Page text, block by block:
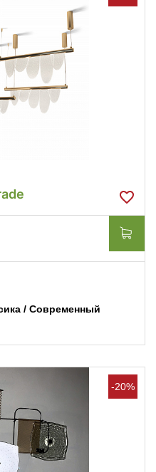
/ Современный
-20%